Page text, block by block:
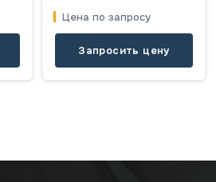
Цена по запросу
Запросить цену